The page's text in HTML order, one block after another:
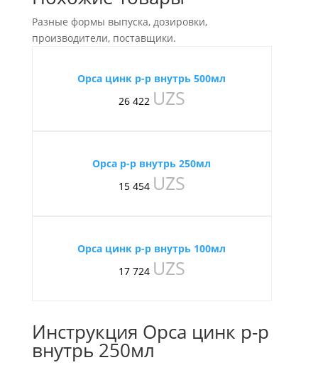
Разные формы выпуска, дозировки,
производители, поставщики.
Орса цинк р-р внутрь 500мл
26 422 UZS
Орса р-р внутрь 250мл
15 454 UZS
Орса цинк р-р внутрь 100мл
17 724 UZS
Инструкция Орса цинк р-р
внутрь 250мл